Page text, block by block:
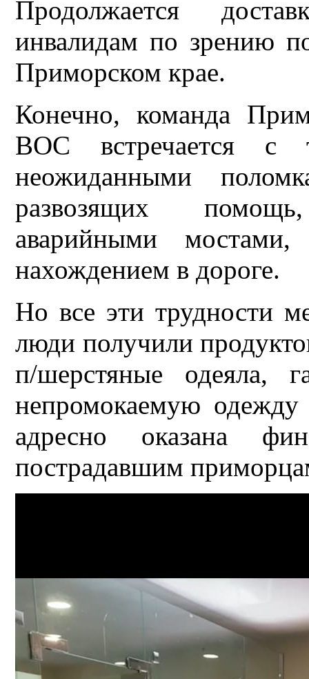
Продолжается
инвалидам по зрению
Приморском крае.
Конечно, команда
ВОС встречается с
неожиданными
развозящих
аварийными
нахождением в дороге.
Но все эти трудности
люди получили
п/шерстяные одеяла,
непромокаемую одежду
адресно оказана
пострадавшим